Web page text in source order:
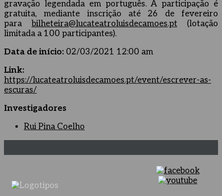
gravação legendada em português. A participação é
gratuita, mediante inscrição até 26 de fevereiro
para bilheteira@lucateatroluisdecamoes.pt (lotação
limitada a 100 participantes).
Data de início: 02/03/2021 12:00 am
Link:
https://lucateatroluisdecamoes.pt/event/escrever-as-
escuras/
Investigadores
Rui Pina Coelho